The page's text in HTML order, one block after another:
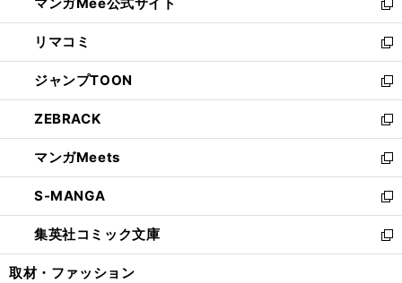
ド
ウ
で
開
く
ィ
ン
ド
ウ
で
開
く
い
ウ
ィ
ン
ド
ウ
で
開
く
新
し
い
ウ
ィ
ン
ド
ウ
で
開
く
リマコミ
新
し
い
ウ
ィ
ン
ド
ウ
で
開
く
ジャンプTOON
新
し
い
ウ
ィ
ン
ド
ウ
で
開
ZEBRACK
新
し
い
ウ
ィ
ン
ド
ウ
マンガMeets
新
し
い
ウ
ィ
ン
S-MANGA
新
し
い
ウ
集英社コミック文庫
新
し
取材・ファッション